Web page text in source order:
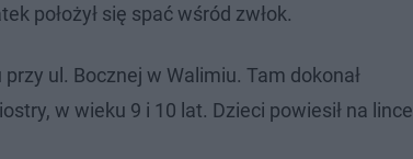
położył się spać wśród zwłok.
ul. Bocznej w Walimiu. Tam dokonał
w wieku 9 i 10 lat. Dzieci powiesił na lince